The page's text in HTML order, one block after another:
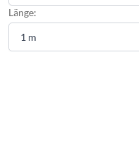
Länge: